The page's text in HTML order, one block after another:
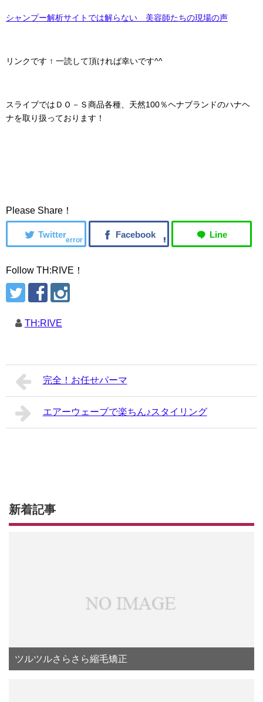
シャンプー解析サイトでは解らない 美容師たちの現場の声
リンクです ↑ 一読して頂ければ幸いです^^
スライブではＤＯ－Ｓ商品各種、天然100％ヘナブランドのハナヘ
ナを取り扱っております！
Please Share！
error
Follow TH:RIVE！
TH:RIVE
完全！お任せパーマ
エアーウェーブで楽ちん♪スタイリング
新着記事
ツルツルさらさら縮毛矯正